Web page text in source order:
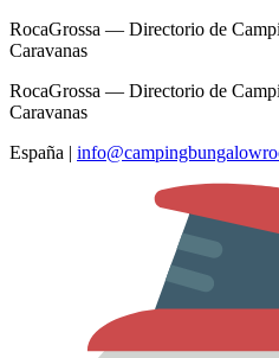
RocaGrossa — Directorio de
Caravanas
RocaGrossa — Directorio de
Caravanas
España |